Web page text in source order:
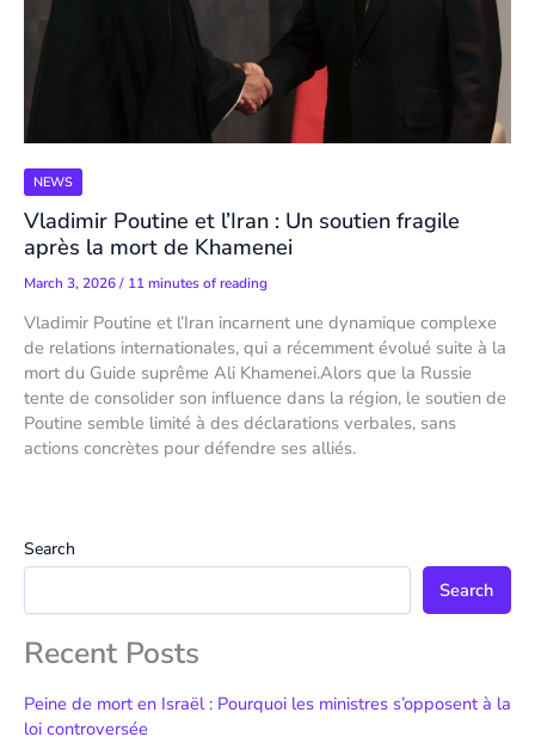
NEWS
Vladimir Poutine et l’Iran : Un soutien fragile
après la mort de Khamenei
March 3, 2026/ 11 minutes of reading
Vladimir Poutine et l’Iran incarnent une dynamique complexe
de relations internationales, qui a récemment évolué suite à la
mort du Guide suprême Ali Khamenei.Alors que la Russie
tente de consolider son influence dans la région, le soutien de
Poutine semble limité à des déclarations verbales, sans
actions concrètes pour défendre ses alliés.
Search
Search
Recent Posts
Peine de mort en Israël : Pourquoi les ministres s’opposent à la
loi controversée